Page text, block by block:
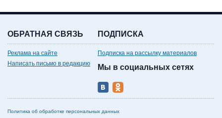
ОБРАТНАЯ СВЯЗЬ
Реклама на сайте
Написать письмо в редакцию
ПОДПИСКА
Подписка на рассылку материалов
Мы в социальных сетях
Политика об обработке персональных данных